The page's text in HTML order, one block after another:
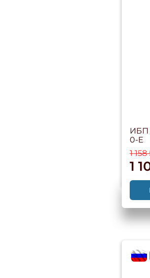
ИБП
0-E
1
1